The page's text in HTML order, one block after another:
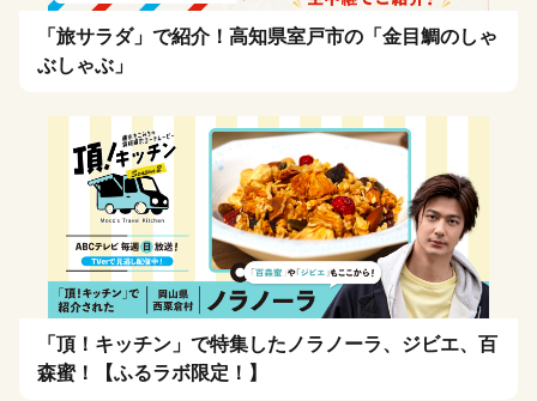
「旅サラダ」で紹介！高知県室戸市の「金目鯛のしゃ
ぶしゃぶ」
「頂！キッチン」で特集したノラノーラ、ジビエ、百
森蜜！【ふるラボ限定！】